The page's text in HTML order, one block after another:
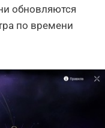
обновляются
по времени